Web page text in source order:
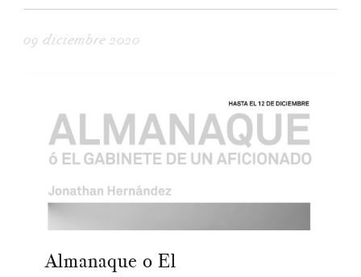
09 diciembre 2020
Almanaque o El